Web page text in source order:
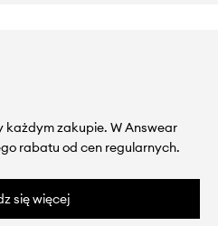
każdym zakupie. W Answear
rabatu od cen regularnych.
się więcej